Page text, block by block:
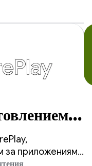
13
за приложениями